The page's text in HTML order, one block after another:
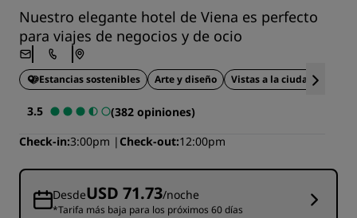
Nuestro elegante hotel de Viena es perfecto
para viajes de negocios y de ocio
Estancias sostenibles Arte y diseño Vistas a la ciudad
3.5
(382 opiniones)
Check-in 3:00pm Check-out 12:00pm
DesdeUSD 71.73/noche
*Tarifa más baja para los próximos 60 días